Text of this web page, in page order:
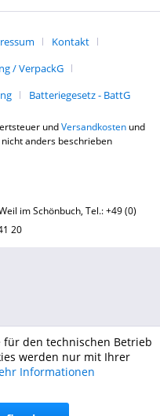
Kontakt
/ VerpackG
Batteriegesetz - BattG
undVersandkostenund
anders beschrieben
im Schönbuch, Tel.: +49 (0)
20
für den technischen Betrieb
werden nur mit Ihrer
Informationen